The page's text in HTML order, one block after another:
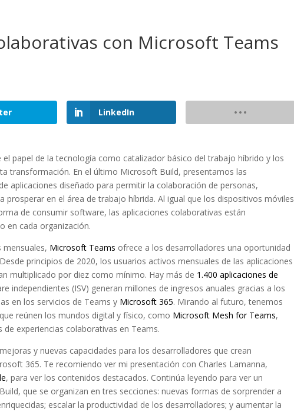
con Microsoft Teams
LinkedIn
papel de la tecnología como catalizador básico del trabajo híbrido y los
transformación. En el último Microsoft Build, presentamos las
aplicaciones diseñado para permitir la colaboración de personas,
prosperar en el área de trabajo híbrida. Al igual que los dispositivos móviles
de consumir software, las aplicaciones colaborativas están
en cada organización.
mensuales, Microsoft Teams ofrece a los desarrolladores una oportunidad
principios de 2020, los usuarios activos mensuales de las aplicaciones
multiplicado por diez como mínimo. Hay más de 1.400 aplicaciones de
independientes (ISV) generan millones de ingresos anuales gracias a los
en los servicios de Teams y Microsoft 365. Mirando al futuro, tenemos
reúnen los mundos digital y físico, como Microsoft Mesh for Teams,
experiencias colaborativas en Teams.
y nuevas capacidades para los desarrolladores que crean
365. Te recomiendo ver mi presentación con Charles Lamanna,
, para ver los contenidos destacados. Continúa leyendo para ver un
que se organizan en tres secciones: nuevas formas de sorprender a
escalar la productividad de los desarrolladores; y aumentar la